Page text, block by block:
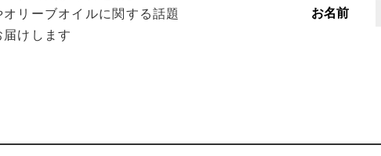
リーブオイルに関する話題
けします
お名前